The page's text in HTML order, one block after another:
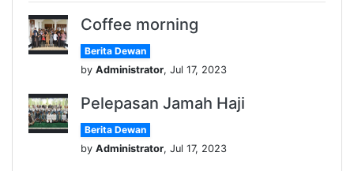
Coffee morning
Berita Dewan
by Administrator, Jul 17, 2023
Pelepasan Jamah Haji
Berita Dewan
by Administrator, Jul 17, 2023